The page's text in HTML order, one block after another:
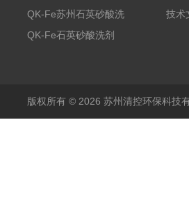
除剂销售
QK-Fe苏州石英砂酸洗
剂
QK-Fe石英砂酸洗剂
技术
版权所有 © 2026 苏州清控环保科技